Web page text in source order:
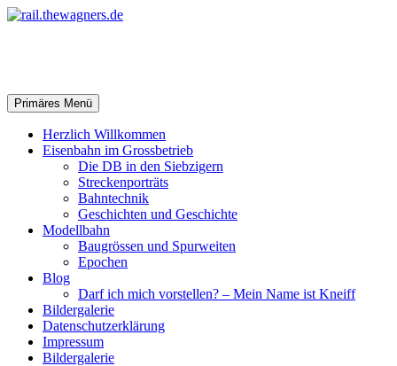
Zum
Suchen
Primäres Menü
Herzlich Willkommen
Eisenbahn im Grossbetrieb
Die DB in den Siebzigern
Streckenporträts
Bahntechnik
Geschichten und Geschichte
Modellbahn
Baugrössen und Spurweiten
Epochen
Blog
Darf ich mich vorstellen? – Mein Name ist Kneiff
Bildergalerie
Datenschutzerklärung
Impressum
Bildergalerie